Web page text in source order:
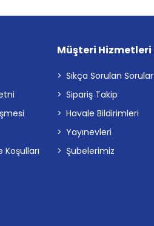
Müşteri Hizmetleri
Sıkça Sorulan Sorular
Sipariş Takip
Havale Bildirimleri
Yayınevleri
Şubelerimiz